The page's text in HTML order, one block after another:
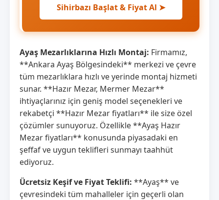
Sihirbazı Başlat & Fiyat Al ➤
Ayaş Mezarlıklarına Hızlı Montaj: Firmamız,
**Ankara Ayaş Bölgesindeki** merkezi ve çevre
tüm mezarlıklara hızlı ve yerinde montaj hizmeti
sunar. **Hazır Mezar, Mermer Mezar**
ihtiyaçlarınız için geniş model seçenekleri ve
rekabetçi **Hazır Mezar fiyatları** ile size özel
çözümler sunuyoruz. Özellikle **Ayaş Hazır
Mezar fiyatları** konusunda piyasadaki en
şeffaf ve uygun teklifleri sunmayı taahhüt
ediyoruz.
Ücretsiz Keşif ve Fiyat Teklifi: **Ayaş** ve
çevresindeki tüm mahalleler için geçerli olan